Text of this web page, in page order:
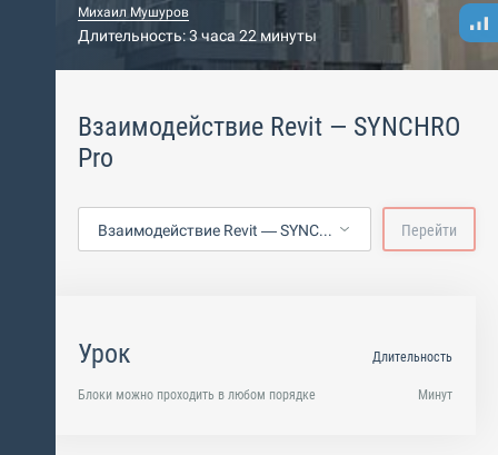
Михаил Мушуров
Длительность: 3 часа 22 минуты
Взаимодействие Revit — SYNCHRO
Pro
Взаимодействие Revit — SYNCHRO Pro Перейти
Урок
Блоки можно проходить в любом порядке
Длительность
Минут